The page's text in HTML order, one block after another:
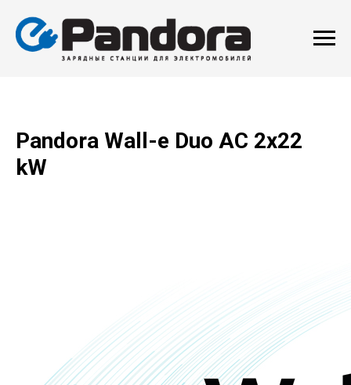
Pandora Wall-e Duo AC 2х22
kW